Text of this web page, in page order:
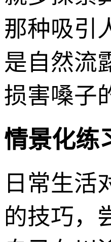
那种吸引
是自然流
损害嗓子
情景化练
日常生活
的技巧，